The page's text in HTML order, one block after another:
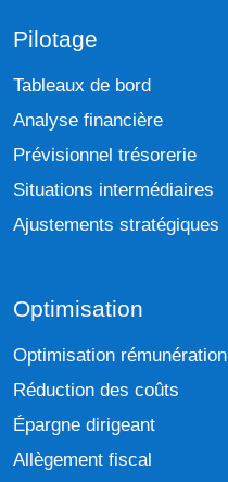
Pilotage
Tableaux de bord
Analyse financière
Prévisionnel trésorerie
Situations intermédiaires
Ajustements stratégiques
Optimisation
Optimisation rémunération
Réduction des coûts
Épargne dirigeant
Allègement fiscal